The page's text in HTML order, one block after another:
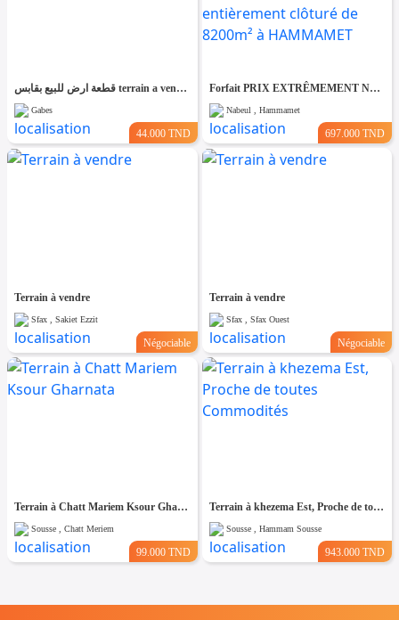
قطعة ارض للبيع بقابس terrain a vendre
Gabes
44.000 TND
Forfait PRIX EXTRÊMEMENT NÉGOCIABLE TERRAIN entièrement clôturé de 8200m² à HAMMAMET
Nabeul , Hammamet
697.000 TND
Terrain à vendre
Sfax , Sakiet Ezzit
Négociable
Terrain à vendre
Sfax , Sfax Ouest
Négociable
Terrain à Chatt Mariem Ksour Gharnata
Sousse , Chatt Meriem
99.000 TND
Terrain à khezema Est, Proche de toutes Commodités
Sousse , Hammam Sousse
943.000 TND